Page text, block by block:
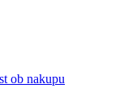
ob nakupu